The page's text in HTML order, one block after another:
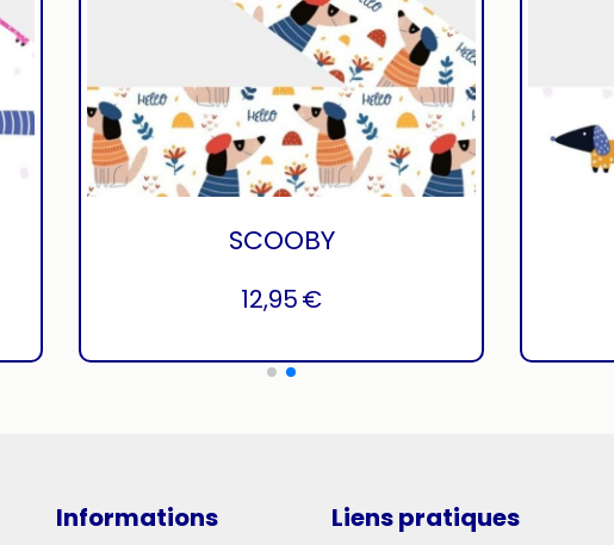
SCOOBY
12,95€
Informations Liens pratiques